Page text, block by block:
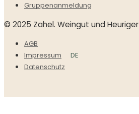
Gruppenanmeldung
© 2025 Zahel. Weingut und Heuriger
AGB
Impressum
Datenschutz
DE